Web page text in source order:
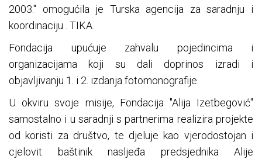
2003." omogućila je Turska agencija za saradnju i
koordinaciju . TIKA.
Fondacija upućuje zahvalu pojedincima i
organizacijama koji su dali doprinos izradi i
objavljivanju 1. i 2. izdanja fotomonografije.
U okviru svoje misije, Fondacija "Alija Izetbegović"
samostalno i u saradnji s partnerima realizira projekte
od koristi za društvo, te djeluje kao vjerodostojan i
cjelovit baštinik nasljeđa predsjednika Alije